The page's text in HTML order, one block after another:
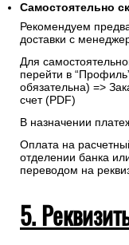
Самостоятельно
Рекомендуем
доставки с
Для
перейти в
обязательна) =>
счет (PDF)
В назначении
Оплата на
отделении банка
переводом на
5.